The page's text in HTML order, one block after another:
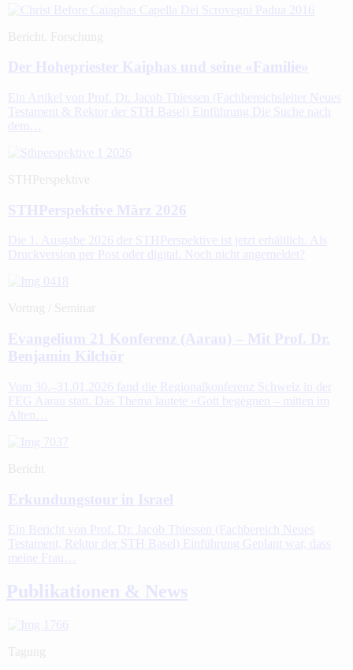
Bericht, Forschung
Der Hohepriester Kaiphas und seine «Familie»
Ein Artikel von Prof. Dr. Jacob Thiessen (Fachbereichsleiter Neues
Testament & Rektor der STH Basel) Einführung Die Suche nach
dem…
STHPerspektive
STHPerspektive März 2026
Die 1. Ausgabe 2026 der STHPerspektive ist jetzt erhältlich. Als
Druckversion per Post oder digital. Noch nicht angemeldet?
Vortrag / Seminar
Evangelium 21 Konferenz (Aarau) – Mit Prof. Dr.
Benjamin Kilchör
Vom 30.–31.01.2026 fand die Regionalkonferenz Schweiz in der
FEG Aarau statt. Das Thema lautete «Gott begegnen – mitten im
Alten…
Bericht
Erkundungstour in Israel
Ein Bericht von Prof. Dr. Jacob Thiessen (Fachbereich Neues
Testament, Rektor der STH Basel) Einführung Geplant war, dass
meine Frau…
Publikationen & News
Tagung